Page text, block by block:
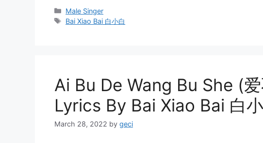
Categories
Male Singer
Tags
Bai Xiao Bai 白小白
Ai Bu De Wang Bu She (
Lyrics By Bai Xiao Bai 白
March 28, 2022 by geci